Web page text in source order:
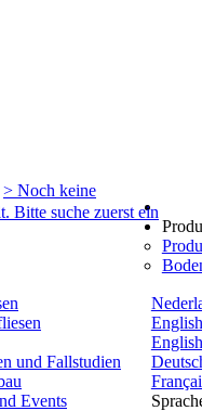
> Noch keine
Bitte suche zuerst ein
und Fallstudien
Events